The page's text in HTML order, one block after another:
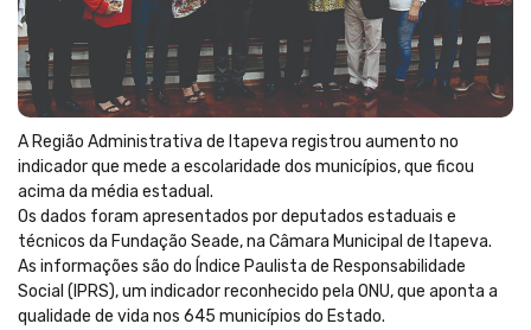
A Região Administrativa de Itapeva registrou aumento no
indicador que mede a escolaridade dos municípios, que ficou
acima da média estadual.
Os dados foram apresentados por deputados estaduais e
técnicos da Fundação Seade, na Câmara Municipal de Itapeva.
As informações são do Índice Paulista de Responsabilidade
Social (IPRS), um indicador reconhecido pela ONU, que aponta a
qualidade de vida nos 645 municípios do Estado.